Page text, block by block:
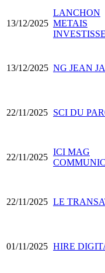
13/12/2025
LANCHON
METAIS
13/12/2025 NG JEAN
22/11/2025 SCI DU
22/11/2025
ICI MAG
22/11/2025 LE
01/11/2025 HIRE